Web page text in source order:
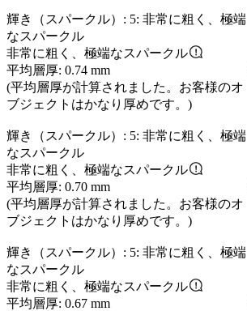
輝き（スパークル）: 5: 非常に粗く、極端
なスパークル
非常に粗く、極端なスパークル
平均層厚: 0.74 mm
(平均層厚が計算されました。お客様のオ
ブジェクトはかなり厚めです。)
輝き（スパークル）: 5: 非常に粗く、極端
なスパークル
非常に粗く、極端なスパークル
平均層厚: 0.70 mm
(平均層厚が計算されました。お客様のオ
ブジェクトはかなり厚めです。)
輝き（スパークル）: 5: 非常に粗く、極端
なスパークル
非常に粗く、極端なスパークル
平均層厚: 0.67 mm